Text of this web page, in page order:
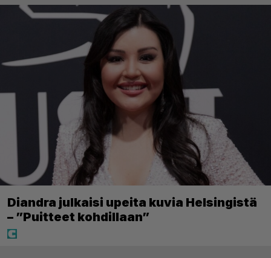
Diandra julkaisi upeita kuvia Helsingistä
– ”Puitteet kohdillaan”